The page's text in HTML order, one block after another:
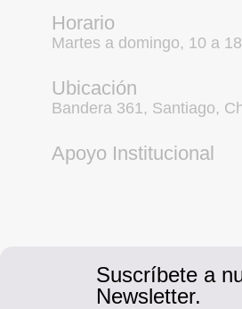
Horario
Martes a domingo, 10 a
Ubicación
Bandera 361, Santiago,
Apoyo Institucional
Suscríbete a
Newsletter.